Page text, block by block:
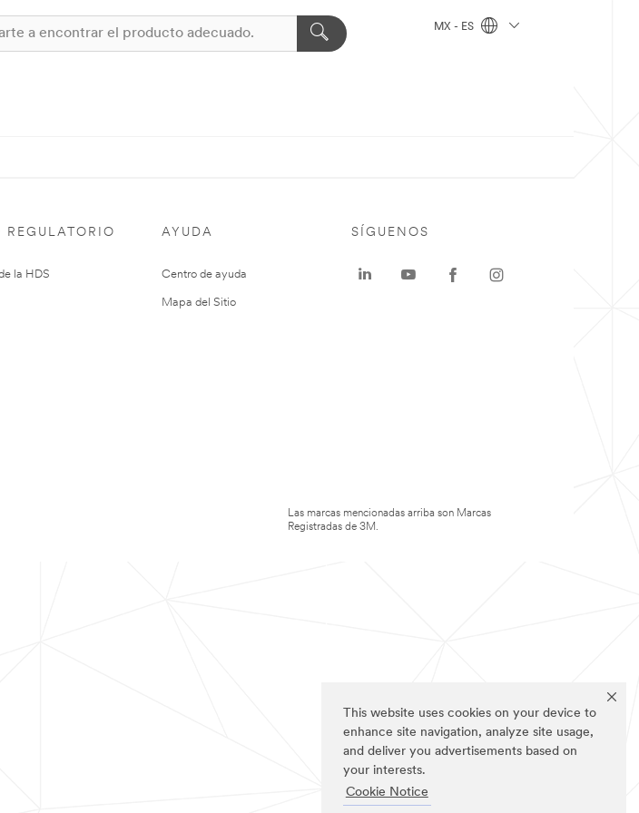
This website uses cookies on your device to
enhance site navigation, analyze site usage,
and deliver you advertisements based on
your interests.
Cookie Notice
MX - ES
REGULATORIO
la HDS
AYUDA
Centro de ayuda
Mapa del Sitio
SÍGUENOS
Las marcas mencionadas arriba son Marcas
Registradas de 3M.